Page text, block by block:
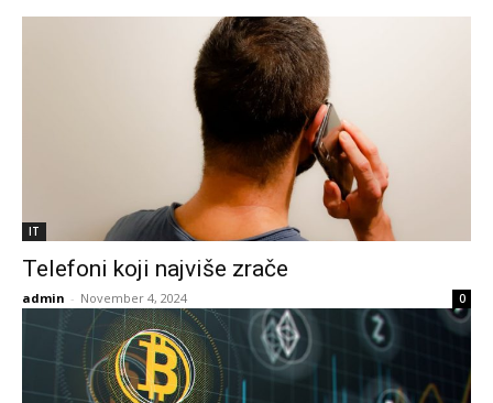
IT
Telefoni koji najviše zrače
admin - November 4, 2024 0